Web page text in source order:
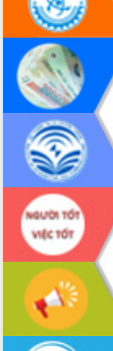
UBND tỉnh họp báo định
năm 2026
Hội thảo khoa học “Giải
phát triển nền kinh tế
Đắk Lắk”
Tăng cường giám sát,
hiện nhiệm vụ quản lý tài
hàng tuần
Tháo gỡ những vướng
công tác cải cách thủ tục
tại Trung tâm Phục vụ
công tỉnh
Đắk Lắk: Tôn vinh 46
thi Sáng tạo Kỹ thuật
Đắk Lắk rà soát, điều
về phát triển nuôi trồng
Phó Chủ tịch UBND tỉnh
Trương Công Thái kiểm
Dự án cao tốc Khánh
Thuột